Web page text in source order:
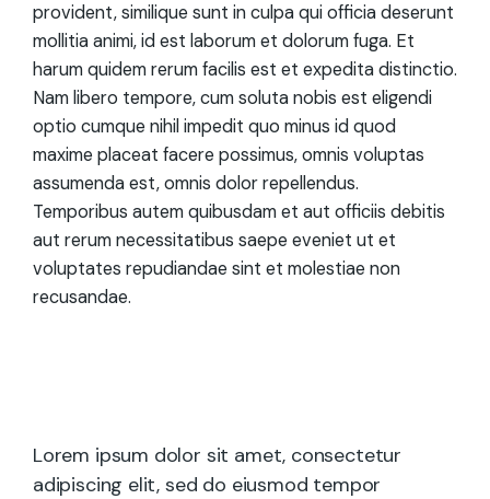
provident, similique sunt in culpa qui officia deserunt
mollitia animi, id est laborum et dolorum fuga. Et
harum quidem rerum facilis est et expedita distinctio.
Nam libero tempore, cum soluta nobis est eligendi
optio cumque nihil impedit quo minus id quod
maxime placeat facere possimus, omnis voluptas
assumenda est, omnis dolor repellendus.
Temporibus autem quibusdam et aut officiis debitis
aut rerum necessitatibus saepe eveniet ut et
voluptates repudiandae sint et molestiae non
recusandae.
Lorem ipsum dolor sit amet, consectetur
adipiscing elit, sed do eiusmod tempor